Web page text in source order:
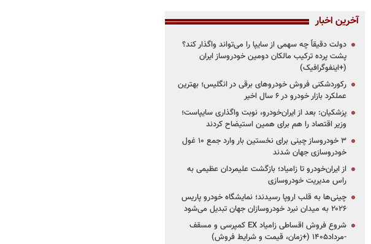
آخرین اخبار
دولت دقیقاً چه سهمی از سایپا را می‌تواند واگذار کند؟
پشت پرده ترکیب مالکان دومین خودروساز ایران
(+اینفوگرافیک)
رکوردشکنی فروش خودروهای برقی در انگلیس؛ بهترین
عملکرد بازار خودرو در ۶ سال اخیر
پزشکیان: بعد از ایران‌خودرو، نوبت واگذاری سایپاست؛
وزیر اقتصاد را هم برای همین استیضاح کردند
۳ خودروساز چینی برای نخستین بار وارد جمع ۱۰ غول
خودروسازی جهان شدند
از ایران‌خودرو تا زامیاد؛ بازگشت علیمردان عظیمی به
راس مدیریت خودروسازی
چینی‌ها به قلب اروپا رسیدند؛ نمایشگاه خودرو پاریس
۲۰۲۶ به میدان نبرد خودروسازان جهان تبدیل می‌شود
شروع فروش اقساطی زامیاد EX کمپرسی و مسقف
-مرداد۱۴۰۵ (+زمان، قیمت و شرایط فروش)